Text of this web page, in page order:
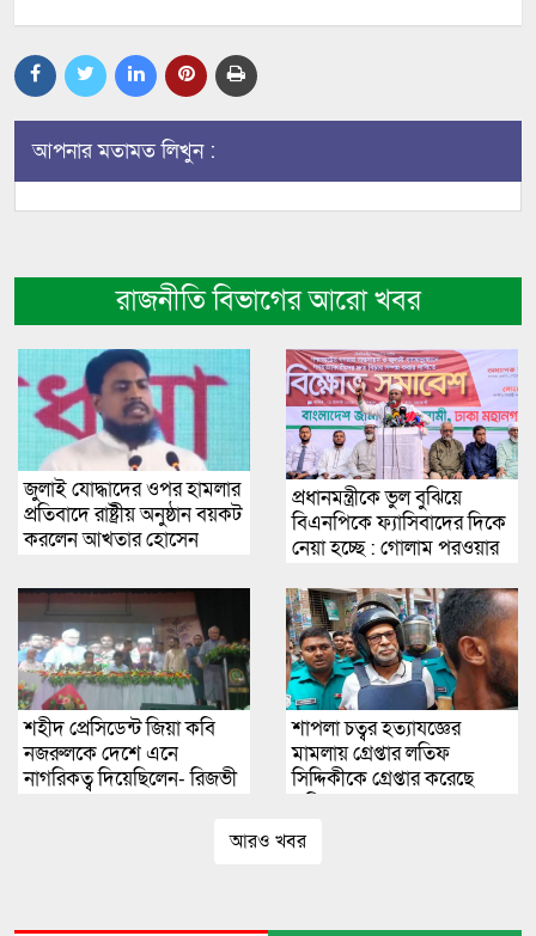
আপনার মতামত লিখুন :
রাজনীতি বিভাগের আরো খবর
জুলাই যোদ্ধাদের ওপর হামলার
প্রতিবাদে রাষ্ট্রীয় অনুষ্ঠান বয়কট
করলেন আখতার হোসেন
প্রধানমন্ত্রীকে ভুল বুঝিয়ে
বিএনপিকে ফ্যাসিবাদের দিকে
নেয়া হচ্ছে : গোলাম পরওয়ার
শহীদ প্রেসিডেন্ট জিয়া কবি
নজরুলকে দেশে এনে
নাগরিকত্ব দিয়েছিলেন- রিজভী
শাপলা চত্বর হত্যাযজ্ঞের
মামলায় গ্রেপ্তার লতিফ
সিদ্দিকীকে গ্রেপ্তার করেছে
আরও খবর